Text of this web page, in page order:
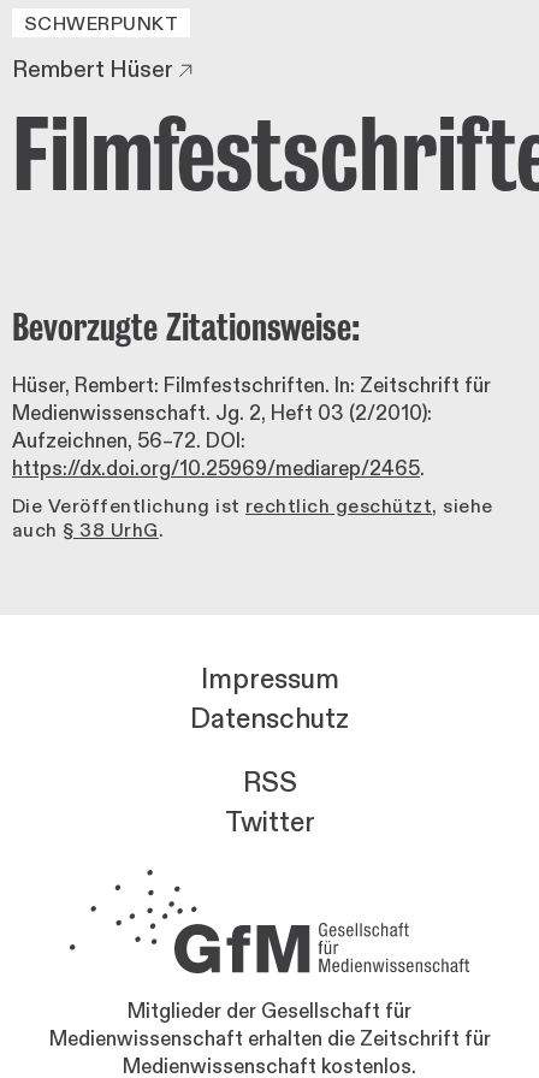
SCHWERPUNKT
Rembert Hüser
Bevorzugte Zitationsweise:
Hüser, Rembert: Filmfestschriften. In: Zeitschrift für
Medienwissenschaft. Jg. 2, Heft 03 (2/2010):
Aufzeichnen, 56–72. DOI:
https://dx.doi.org/10.25969/mediarep/2465.
Die Veröffentlichung ist rechtlich geschützt, siehe
auch § 38 UrhG.
Impressum
Datenschutz
RSS
Twitter
Mitglieder der Gesellschaft für
Medienwissenschaft erhalten die Zeitschrift für
Medienwissenschaft kostenlos.